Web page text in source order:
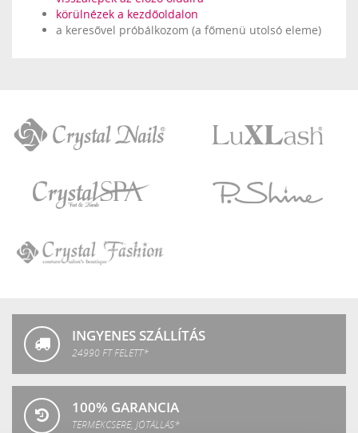
körülnézek a kezdőoldalon
a keresővel próbálkozom (a főmenü utolsó eleme)
Nails
SPA
INGYENES SZÁLLÍTÁS
24990 FT FELETT*
100% GARANCIA
TERMÉKCSERE, JÓTÁLLÁS*